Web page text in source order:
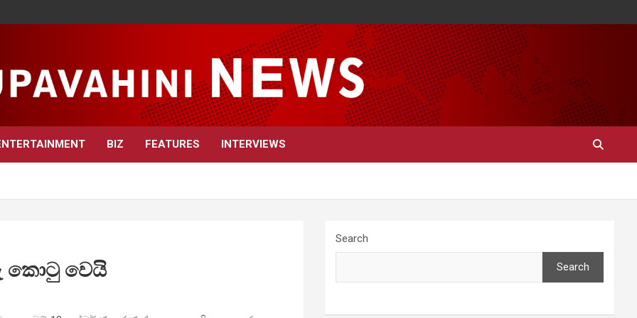
BIZ FEATURES INTERVIEWS
කොටු වෙයි
Search
Search